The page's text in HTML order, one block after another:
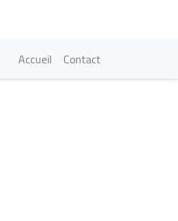
Navigation
Accueil Contact